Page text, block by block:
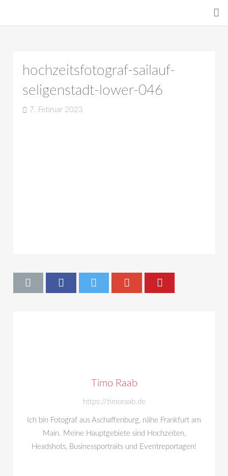
hochzeitsfotograf-sailauf-
seligenstadt-lower-046
7. Februar 2023
Timo Raab
https://timoraab.de
Ich bin Fotograf aus Aschaffenburg, nähe Frankfurt am
Main. Meine Hauptgebiete sind Hochzeiten,
Headshots, Businessportraits und Eventreportagen!